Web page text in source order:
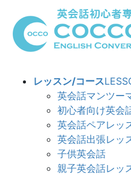
レッスン/コース
英会話マンツー
初心者向け英会
英会話ペアレッ
英会話出張レッ
子供英会話
親子英会話レッ